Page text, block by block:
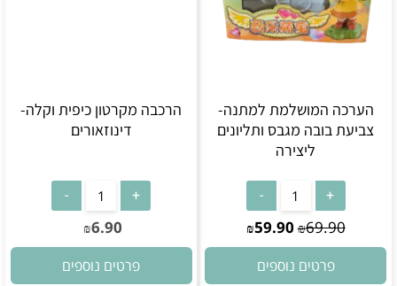
הערכה המושלמת למתנה-
צביעת בובה מגבס ותליונים
ליצירה
₪69.90
₪59.90
פרטים נוספים
הרכבה מקרטון כיפית וקלה-
דינוזאורים
₪6.90
פרטים נוספים